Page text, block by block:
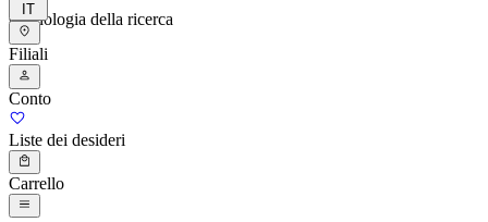
Cronologia della ricerca
IT
Filiali
Conto
Liste dei desideri
Carrello